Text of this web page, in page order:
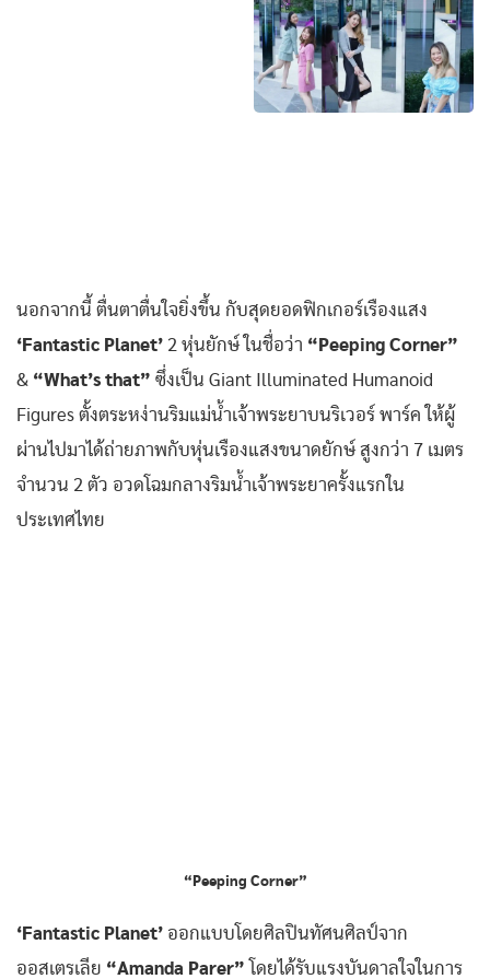
นอกจากนี้ ตื่นตาตื่นใจยิ่งขึ้น กับสุดยอดฟิกเกอร์เรืองแสง
‘Fantastic Planet’ 2 หุ่นยักษ์ ในชื่อว่า “Peeping Corner”
& “What’s that” ซึ่งเป็น Giant Illuminated Humanoid
Figures ตั้งตระหง่านริมแม่น้ำเจ้าพระยาบนริเวอร์ พาร์ค ให้ผู้
ผ่านไปมาได้ถ่ายภาพกับหุ่นเรืองแสงขนาดยักษ์ สูงกว่า 7 เมตร
จำนวน 2 ตัว อวดโฉมกลางริมน้ำเจ้าพระยาครั้งแรกใน
ประเทศไทย
“Peeping Corner”
‘Fantastic Planet’ ออกแบบโดยศิลปินทัศนศิลป์จาก
ออสเตรเลีย “Amanda Parer” โดยได้รับแรงบันดาลใจในการ